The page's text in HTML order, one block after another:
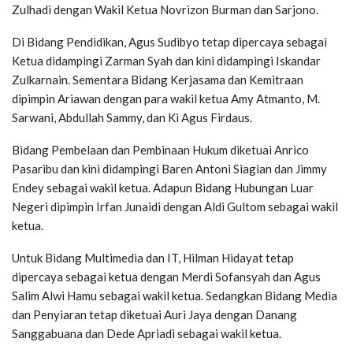
Zulhadi dengan Wakil Ketua Novrizon Burman dan Sarjono.
Di Bidang Pendidikan, Agus Sudibyo tetap dipercaya sebagai
Ketua didampingi Zarman Syah dan kini didampingi Iskandar
Zulkarnain. Sementara Bidang Kerjasama dan Kemitraan
dipimpin Ariawan dengan para wakil ketua Amy Atmanto, M.
Sarwani, Abdullah Sammy, dan Ki Agus Firdaus.
Bidang Pembelaan dan Pembinaan Hukum diketuai Anrico
Pasaribu dan kini didampingi Baren Antoni Siagian dan Jimmy
Endey sebagai wakil ketua. Adapun Bidang Hubungan Luar
Negeri dipimpin Irfan Junaidi dengan Aldi Gultom sebagai wakil
ketua.
Untuk Bidang Multimedia dan IT, Hilman Hidayat tetap
dipercaya sebagai ketua dengan Merdi Sofansyah dan Agus
Salim Alwi Hamu sebagai wakil ketua. Sedangkan Bidang Media
dan Penyiaran tetap diketuai Auri Jaya dengan Danang
Sanggabuana dan Dede Apriadi sebagai wakil ketua.